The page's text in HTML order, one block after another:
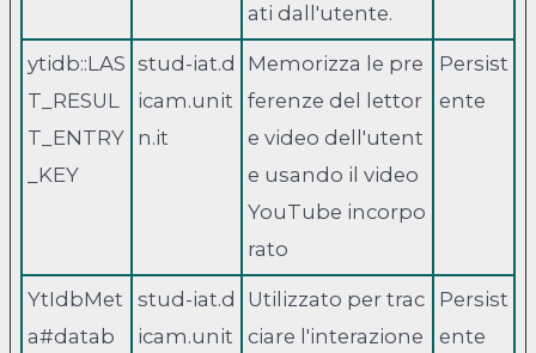
ati dall'utente.
ytidb::LAS
T_RESUL
T_ENTRY
_KEY
stud-iat.d
icam.unit
n.it
Memorizza le pre
ferenze del lettor
e video dell'utent
e usando il video
YouTube incorpo
rato
Persist
ente
YtIdbMet
a#datab
stud-iat.d
icam.unit
Utilizzato per trac
ciare l'interazione
Persist
ente